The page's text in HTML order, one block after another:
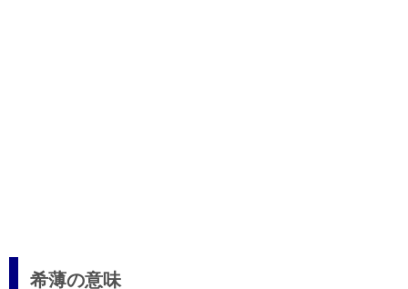
希薄の意味